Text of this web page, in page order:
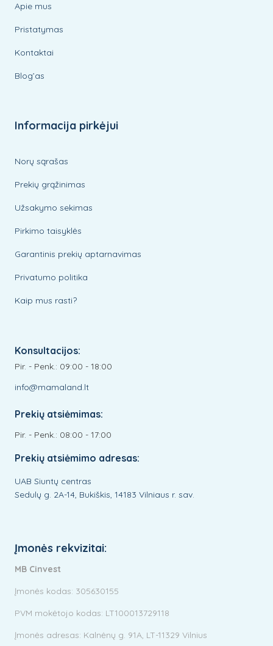
Apie mus
Pristatymas
Kontaktai
Blog’as
Informacija pirkėjui
Norų sąrašas
Prekių grąžinimas
Užsakymo sekimas
Pirkimo taisyklės
Garantinis prekių aptarnavimas
Privatumo politika
Kaip mus rasti?
Konsultacijos:
Pir. - Penk.: 09:00 - 18:00
info@mamaland.lt
Prekių atsiėmimas:
Pir. - Penk.: 08:00 - 17:00
Prekių atsiėmimo adresas:
UAB Siuntų centras
Sedulų g. 2A-14, Bukiškis, 14183 Vilniaus r. sav.
Įmonės rekvizitai:
MB Cinvest
Įmonės kodas: 305630155
PVM mokėtojo kodas: LT100013729118
Įmonės adresas: Kalnėnų g. 91A, LT-11329 Vilnius